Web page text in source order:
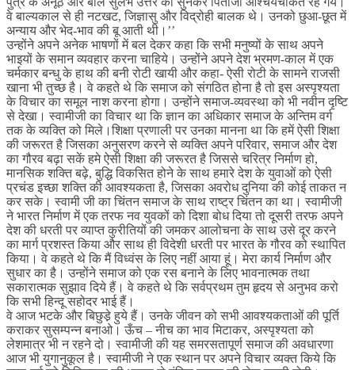
वे बाल्यकाल से ही नटखट, जिज्ञासु और विद्रोही बालक थे। उनको छुआ-छूत में
अन्याय और भेद-भाव की बू आती थी।’’
उन्होंने अपने अनेक भाषणों में बल देकर कहा कि सभी मनुष्यों के साथ अपने
भाइयों के समान व्यवहार करना चाहिये। उन्होंने अपने देश भ्रमण-काल में एक
चर्मकार बन्धु के हाथ की बनी रोटी खायी और कहा- ऐसी रोटी के सामने राजसी
खाना भी तुच्छ है। वे कहते थे कि समाज को संगठित होना है तो इस अस्पृश्यता
के विचार का समूल नाश करना होगा। उन्होंने समाज-व्यवस्था को भी नवीन दृष्टि
से देखा। स्वामीजी का विचार था कि ज्ञान का अधिकार समाज के अन्तिम वर्ग
तक के व्यक्ति को मिले।शिक्षा प्रणाली पर उनका मानना था कि हमें ऐसी शिक्षा
की जरूरत है जिसका अनुसरण करने से व्यक्ति अपने परिवार, समाज और देश
का गौरव बढ़ा सकें हमे ऐसी शिक्षा की जरूरत है जिससे चरित्र निर्माण हो,
मानसिक शक्ति बढ़े, बुद्धि विकसित होने के साथ हमारे देश के युवाओं को ऐसी
प्रचंड इच्छा शक्ति की आवश्यकता है, जिसका अवरोध दुनिया की कोई ताकत न
कर सके। स्वामी जी का चिंतन समाज के साथ राष्ट्र चिंतन का था। स्वामीजी
ने भारत निर्माण में एक तरफ नव युवकों को दिशा बोध दिया तो दूसरी तरफ अपने
देश की धरती पर व्याप्त कुरीतियों की जमकर आलोचना के साथ उसे दूर करने
का मार्ग प्रशस्त किया और साथ ही विदेशी धरती पर भारत के गौरव को स्थापित
किया। वे कहते थे कि मैं विध्वंस के लिए नहीं आया हूं। मेरा कार्य निर्माण और
सुधार का है। उन्होंने समाज को एक रस बनाने के लिए भावनात्मक तथा
सकारात्मक सुझाव दिये हैं। वे कहते थे कि सर्वप्रथम तुम हृदय से अनुभव करो
कि सभी हिन्दू सहोदर भाई हैं।
वे आज भटके और बिछुडे़ हुये हैं। उनके जीवन को सभी आवश्यकताओं की पूर्ति
कराकर सुसम्पन्न बनाओ। ऊँच – नीच का भाव मिटाकर, अस्पृश्यता को
लेशमात्र भी न रहने दो। स्वामीजी की यह समरसतापूर्ण समाज की अवधारणा
आज भी युगानुकूल है। स्वामीजी ने एक स्थान पर अपने विचार व्यक्त किये कि